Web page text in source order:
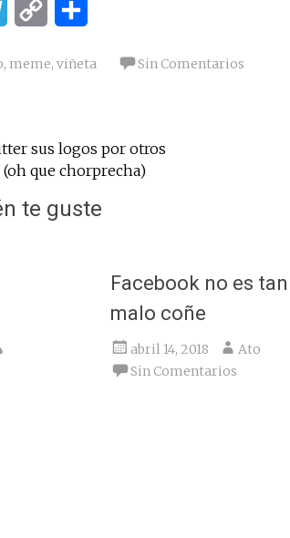
Telegram
Copy
, meme, viñeta Sin Comentarios
sus logos por otros
que chorprecha)
te guste
Facebook no es tan
malo coñe
abril 14, 2018
Ato
Sin Comentarios